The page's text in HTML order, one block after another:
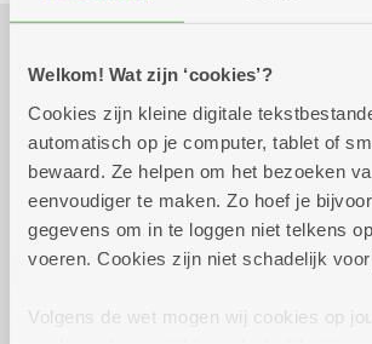
Welkom! Wat zijn ‘cookies’?
Cookies zijn kleine digitale
automatisch op je computer, tablet of
bewaard. Ze helpen om het bezoeken
eenvoudiger te maken. Zo hoef je
gegevens om in te loggen niet telkens
voeren. Cookies zijn niet schadelijk voor
Volgens de wet mogen wij cookies op
Praktisch
woensdag 28 oktober
2026
12.00
uur
20 euro